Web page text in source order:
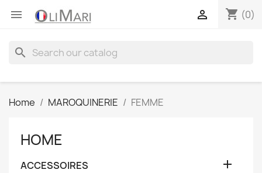
 shopping_cart (0)

search
Home MAROQUINERIE FEMME
HOME
ACCESSOIRES 